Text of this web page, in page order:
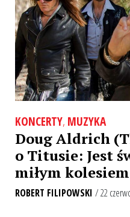
KONCERTY, MUZYKA
Doug Aldrich
o Titusie: Jest
miłym kolesiem
ROBERT FILIPOWSKI / 22